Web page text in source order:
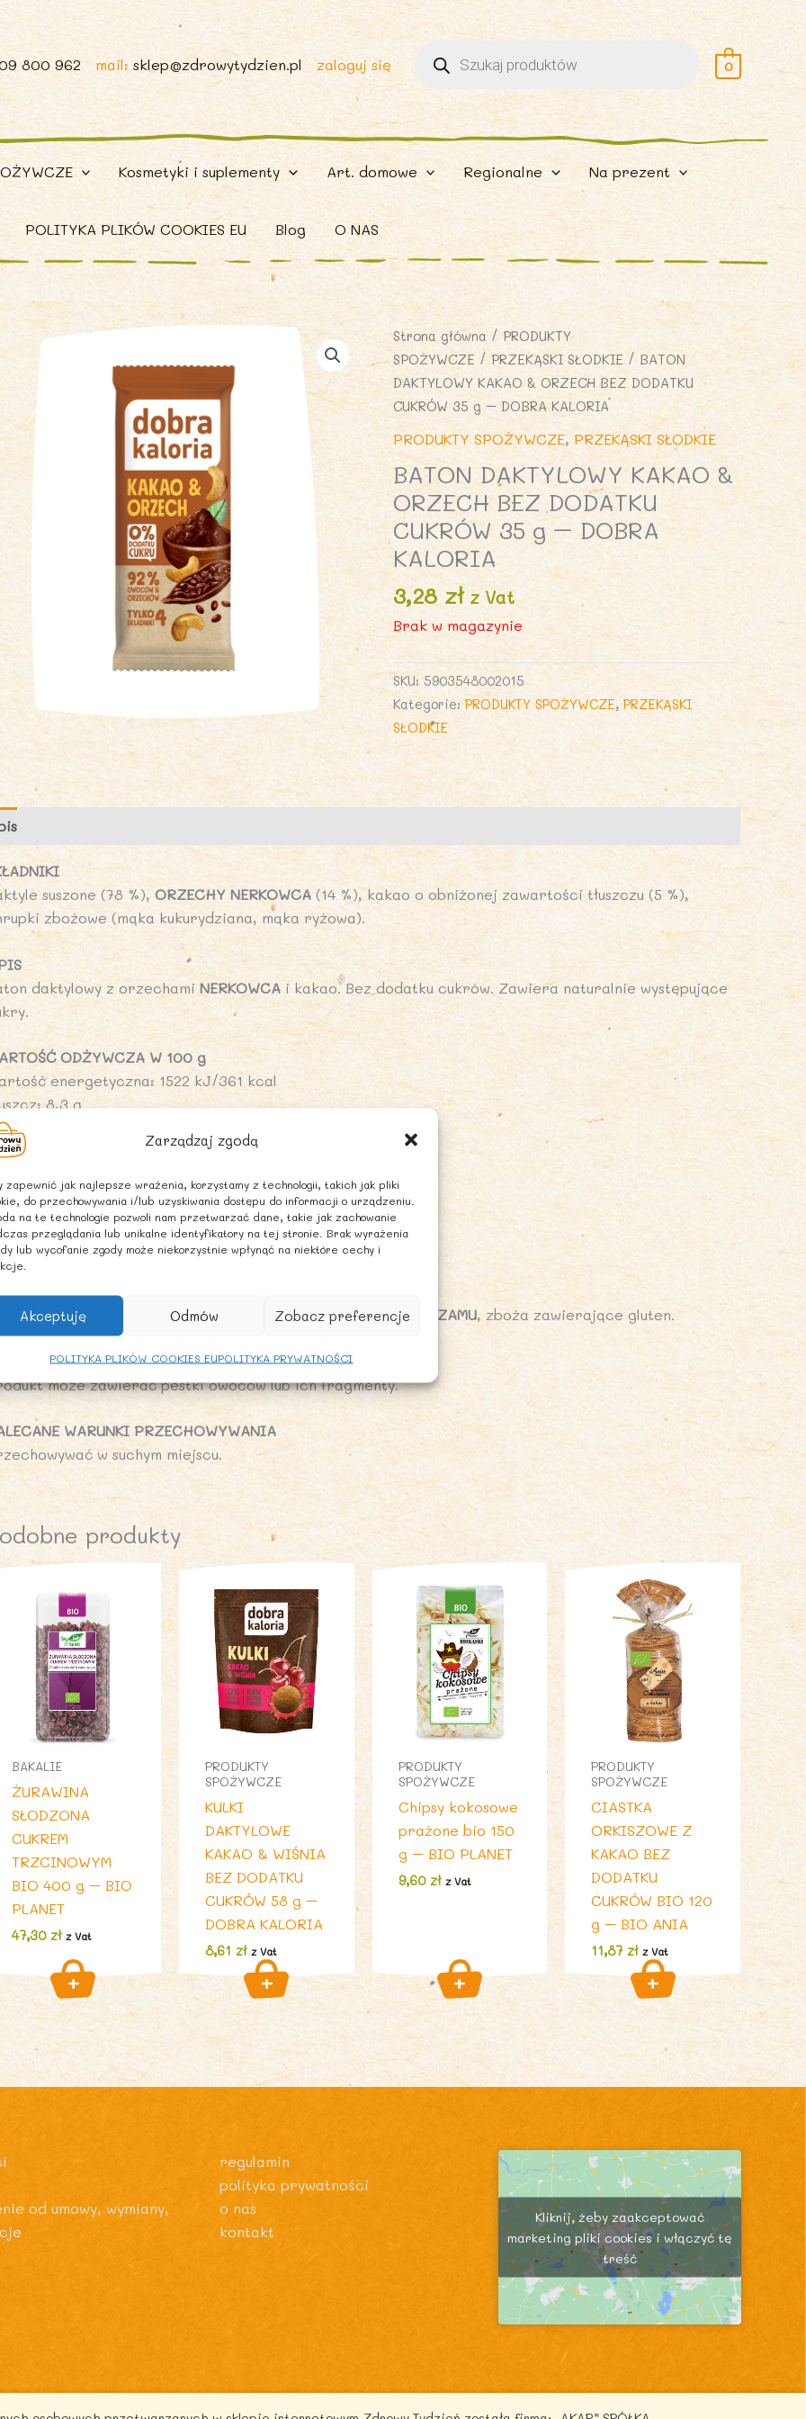
Zarządzaj zgodą
zapewnić jak najlepsze wrażenia, korzystamy z technologii, takich jak pliki
do przechowywania i/lub uzyskiwania dostępu do informacji o urządzeniu.
na te technologie pozwoli nam przetwarzać dane, takie jak zachowanie
przeglądania lub unikalne identyfikatory na tej stronie. Brak wyrażenia
lub wycofanie zgody może niekorzystnie wpłynąć na niektóre cechy i
Akceptuję Odmów Zobacz preferencje
POLITYKA PLIKÓW COOKIES EUPOLITYKA PRYWATNOŚCI
800 962 mail: sklep@zdrowytydzien.pl zaloguj się
Wyszukiwarka
produktów 0
Kosmetyki i suplementy Art. domowe Regionalne Na prezent
POLITYKA PLIKÓW COOKIES EU Blog O NAS
Strona główna / PRODUKTY
SPOŻYWCZE /PRZEKĄSKI SŁODKIE / BATON
DAKTYLOWY KAKAO & ORZECH BEZ DODATKU
CUKRÓW 35 g – DOBRA KALORIA
PRODUKTY SPOŻYWCZE, PRZEKĄSKI SŁODKIE
BATON DAKTYLOWY KAKAO &
ORZECH BEZ DODATKU
CUKRÓW 35 g – DOBRA
KALORIA
3,28 zł z Vat
Brak w magazynie
SKU: 5903548002015
Kategorie:PRODUKTY SPOŻYWCZE,PRZEKĄSKI
SŁODKIE
suszone (78 %), ORZECHY NERKOWCA (14 %), kakao o obniżonej zawartości tłuszczu (5 %),
zbożowe (mąka kukurydziana, mąka ryżowa).
daktylowy z orzechamiNERKOWCA i kakao. Bez dodatku cukrów. Zawiera naturalnie występujące
ODŻYWCZA W 100 g
energetyczna: 1522 kJ/361 kcal
8,3 g
kwasy tłuszczowe nasycone: 1,6 g
62 g
6,5 g
6,2 g
0,04 g
ALERGENNA
zawierać inne
ORZECHY, ORZESZKI ZIEMNE, NASIONA SEZAMU, zboża zawierające gluten.
może zawierać pestki owoców lub ich fragmenty.
WARUNKI PRZECHOWYWANIA
w suchym miejscu.
produkty
BAKALIE
ŻURAWINA
SŁODZONA
CUKREM
TRZCINOWYM
BIO 400 g – BIO
PLANET
47,30zł z Vat
PRODUKTY
SPOŻYWCZE
KULKI
DAKTYLOWE
KAKAO & WIŚNIA
BEZ DODATKU
CUKRÓW 58 g –
DOBRA KALORIA
8,61 zł z Vat
PRODUKTY
SPOŻYWCZE
Chipsy kokosowe
prażone bio 150
g – BIO PLANET
9,60 zł z Vat
PRODUKTY
SPOŻYWCZE
CIASTKA
ORKISZOWE Z
KAKAO BEZ
DODATKU
CUKRÓW BIO 120
g – BIO ANIA
11,87zł z Vat
od umowy, wymiany,
regulamin
polityka prywatności
o nas
kontakt
Kliknij, żeby zaakceptować
marketing pliki cookies i włączyć tę
treść